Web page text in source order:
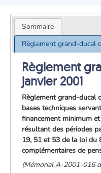
Sommaire
Règlement grand-ducal
Règlement
janvier 2001
Règlement grand-ducal
bases techniques
financement minimum
résultant des périodes
19, 51 et 53 de la loi du
complémentaires de
(Mémorial A-2001-016